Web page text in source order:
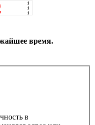
время.
в